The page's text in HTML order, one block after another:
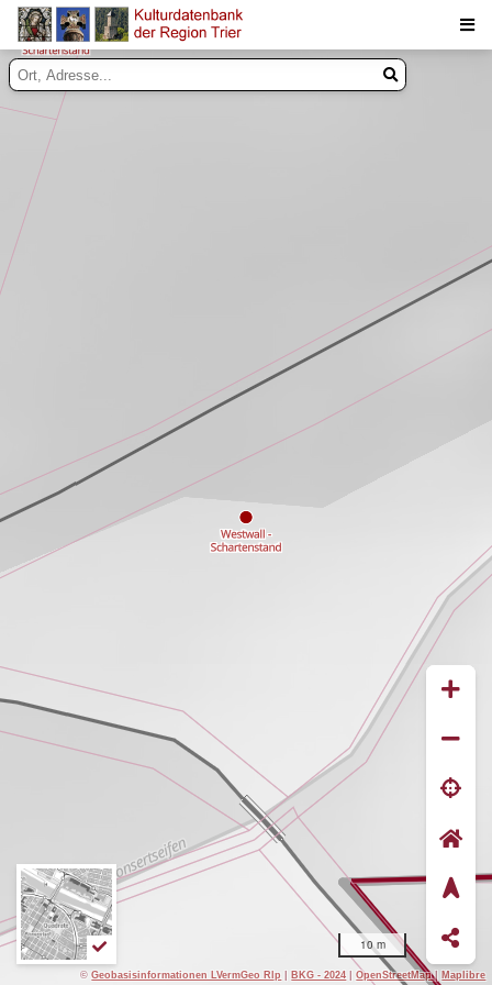
10 m
Suche
Inhalte
©Geobasisinformationen LVermGeo Rlp |BKG - 2024 |OpenStreetMap|Maplibre